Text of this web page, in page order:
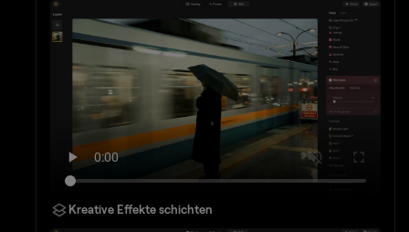
Kreative Effekte schichten